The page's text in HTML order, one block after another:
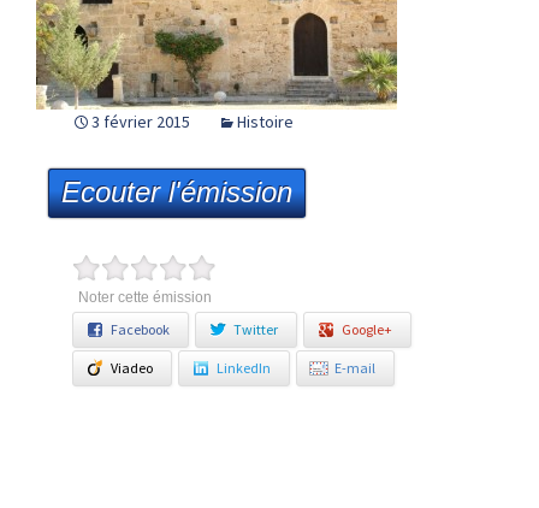
3 février 2015 Histoire
Ecouter l'émission
Noter cette émission
Facebook Twitter Google+
Viadeo LinkedIn E-mail